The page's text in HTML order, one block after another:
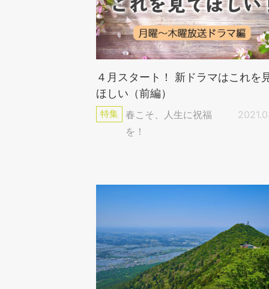
４月スタート！ 新ドラマはこれを
ほしい（前編）
特集
春こそ、人生に祝福
を！